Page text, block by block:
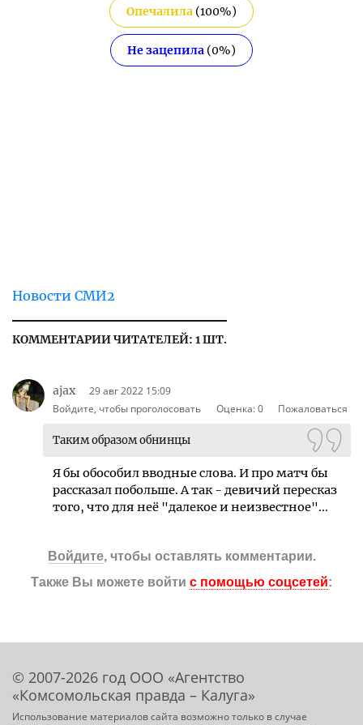
Опечалила (100%)
Не зацепила (0%)
Новости СМИ2
КОММЕНТАРИИ ЧИТАТЕЛЕЙ: 1 ШТ.
ajax
29 авг 2022 15:09
Войдите, чтобы проголосовать
Оценка:0 Пожаловаться
Таким образом обнинцы
Я бы обособил вводные слова. И про матч бы
рассказал побольше. А так - девичий пересказ
того, что для неё "далекое и неизвестное"...
Войдите, чтобы оставлять комментарии.
Также Вы можете войти с помощью соцсетей:
© 2007-2026 год ООО «Агентство
«Комсомольская правда – Калуга»
Использование материалов сайта возможно только в случае